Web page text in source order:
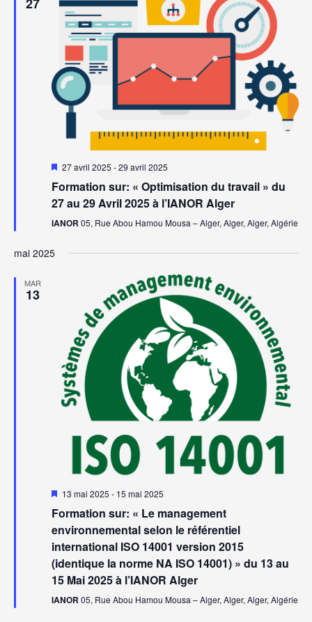
27
Mis
avant
27 avril 2025 -29 avril 2025
Formation sur: « Optimisation du travail » du
27 au 29 Avril 2025 à l’IANOR Alger
IANOR 05, Rue Abou Hamou Mousa – Alger, Alger, Alger, Algérie
mai 2025
MAR
13
Mis
avant
13 mai 2025 - 15 mai 2025
Formation sur: « Le management
environnemental selon le référentiel
international ISO 14001 version 2015
(identique la norme NA ISO 14001) » du 13 au
15 Mai 2025 à l’IANOR Alger
IANOR 05, Rue Abou Hamou Mousa – Alger, Alger, Alger, Algérie